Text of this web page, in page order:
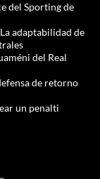
del Sporting de
adaptabilidad de
del Real
de retorno
un penalti